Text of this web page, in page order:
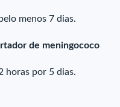
menos 7 dias.
de meningococo
horas por 5 dias.